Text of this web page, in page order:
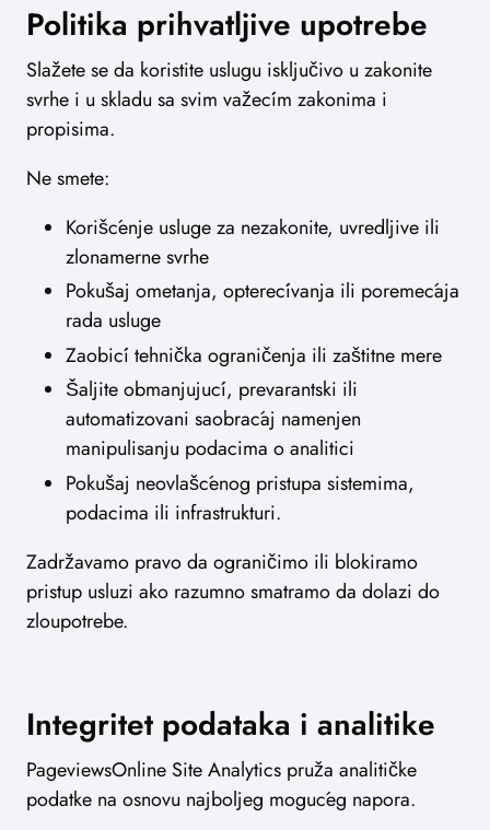
Politika prihvatljive upotrebe
Slažete se da koristite uslugu isključivo u zakonite
svrhe i u skladu sa svim važećim zakonima i
propisima.
Ne smete:
Korišćenje usluge za nezakonite, uvredljive ili
zlonamerne svrhe
Pokušaj ometanja, opterećivanja ili poremećaja
rada usluge
Zaobići tehnička ograničenja ili zaštitne mere
Šaljite obmanjujući, prevarantski ili
automatizovani saobraćaj namenjen
manipulisanju podacima o analitici
Pokušaj neovlašćenog pristupa sistemima,
podacima ili infrastrukturi.
Zadržavamo pravo da ograničimo ili blokiramo
pristup usluzi ako razumno smatramo da dolazi do
zloupotrebe.
Integritet podataka i analitike
PageviewsOnline Site Analytics pruža analitičke
podatke na osnovu najboljeg mogućeg napora.